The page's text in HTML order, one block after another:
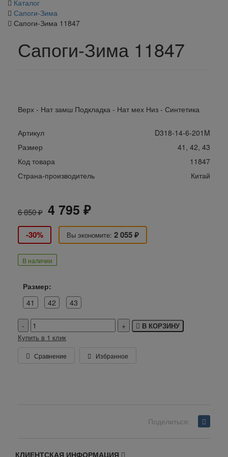
Каталог
Сапоги-Зима
Сапоги-Зима 11847
Сапоги-Зима 11847
Верх - Нат замш Подкладка - Нат мех Низ - Синтетика
Артикул
D318-14-6-201M
Размер
41, 42, 43
Код товара
11847
Страна-производитель
Китай
6 850 ₽ 4 795 ₽
-30% Вы экономите: 2 055 ₽
В наличии
Размер:
41
42 43
В КОРЗИНУ
Купить в 1 клик
Сравнение Избранное
Поделиться:
КЛИЕНТСКАЯ ИНФОРМАЦИЯ